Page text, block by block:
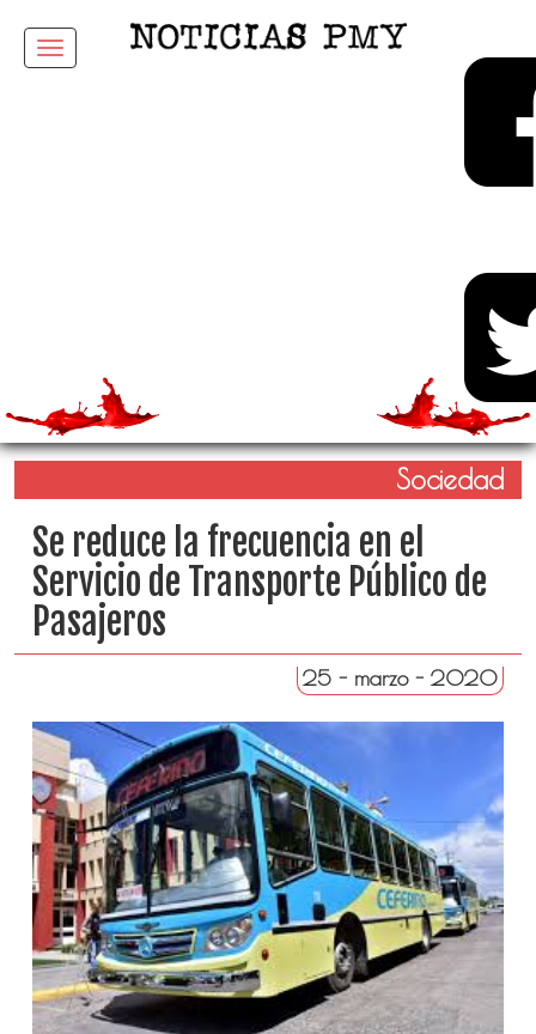
Menu
Sociedad
Se reduce la frecuencia en el
Servicio de Transporte Público de
Pasajeros
25 - marzo - 2020